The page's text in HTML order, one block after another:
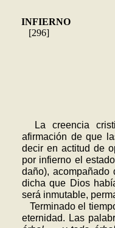
INFIERNO
[296]
La creencia
afirmación de que
decir en actitud de
por infierno el
daño), acompañado
dicha que Dios
será inmutable,
Terminado el
eternidad. Las